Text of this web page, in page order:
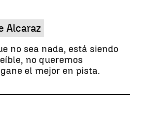
Alcaraz
no sea nada, está siendo
no queremos
el mejor en pista.